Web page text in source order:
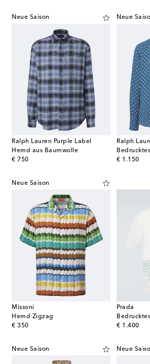
Neue Saison
Ralph Lauren Purple Label
Hemd aus Baumwolle
€ 750
original price
Neue
Ralph
€ 1.150
original
Neue Saison
Missoni
Hemd Zigzag
€ 350
original price
Prada
€ 1.400
original
Neue Saison Neue